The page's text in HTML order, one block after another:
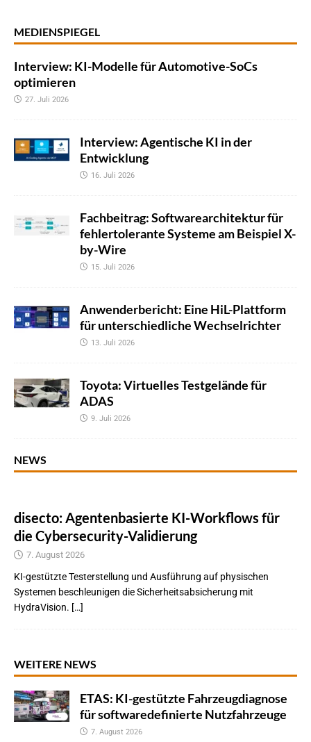
MEDIENSPIEGEL
Interview: KI-Modelle für Automotive-SoCs
optimieren
27. Juli 2026
Interview: Agentische KI in der
Entwicklung
16. Juli 2026
Fachbeitrag: Softwarearchitektur für
fehlertolerante Systeme am Beispiel X-
by-Wire
15. Juli 2026
Anwenderbericht: Eine HiL-Plattform
für unterschiedliche Wechselrichter
13. Juli 2026
Toyota: Virtuelles Testgelände für
ADAS
9. Juli 2026
NEWS
disecto: Agentenbasierte KI-Workflows für
die Cybersecurity-Validierung
7. August 2026
KI-gestützte Testerstellung und Ausführung auf physischen
Systemen beschleunigen die Sicherheitsabsicherung mit
HydraVision. […]
WEITERE NEWS
ETAS: KI-gestützte Fahrzeugdiagnose
für softwaredefinierte Nutzfahrzeuge
7. August 2026